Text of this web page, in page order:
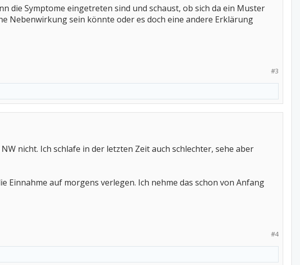
die Symptome eingetreten sind und schaust, ob sich da ein Muster
Nebenwirkung sein könnte oder es doch eine andere Erklärung
#3
nicht. Ich schlafe in der letzten Zeit auch schlechter, sehe aber
Einnahme auf morgens verlegen. Ich nehme das schon von Anfang
#4